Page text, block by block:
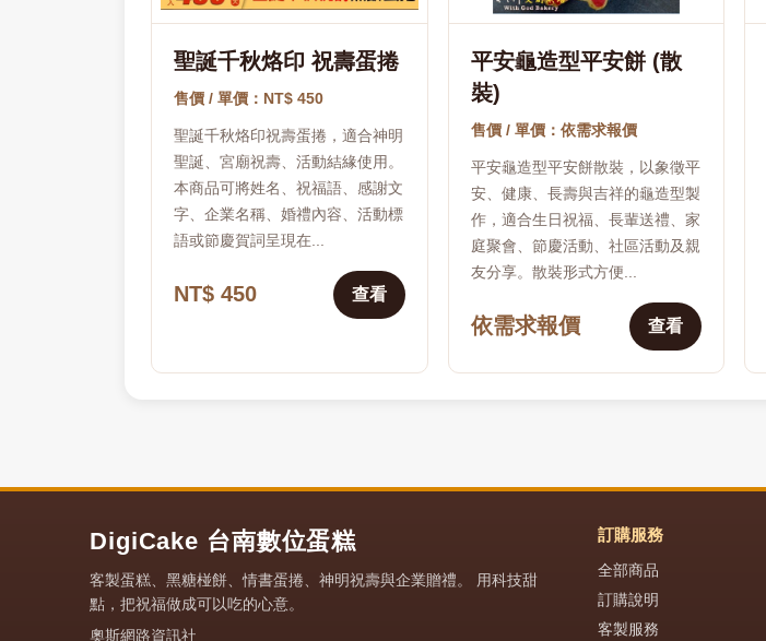
聖誕千秋烙印 祝壽蛋捲
售價 / 單價：NT$ 450
聖誕千秋烙印祝壽蛋捲，適合神明
聖誕、宮廟祝壽、活動結緣使用。
本商品可將姓名、祝福語、感謝文
字、企業名稱、婚禮內容、活動標
語或節慶賀詞呈現在...
NT$ 450 查看
平安龜造型平安餅 (散
裝)
售價 / 單價：依需求報價
平安龜造型平安餅散裝，以象徵平
安、健康、長壽與吉祥的龜造型製
作，適合生日祝福、長輩送禮、家
庭聚會、節慶活動、社區活動及親
友分享。散裝形式方便...
依需求報價 查看
DigiCake 台南數位蛋糕
客製蛋糕、黑糖椪餅、情書蛋捲、神明祝壽與企業贈禮。 用科技甜
點，把祝福做成可以吃的心意。
奧斯網路資訊社
訂購服務
全部商品
訂購說明
客製服務